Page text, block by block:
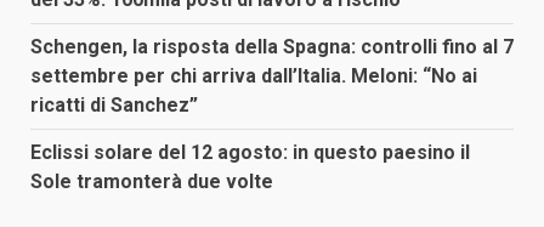
Schengen, la risposta della Spagna: controlli fino al 7
settembre per chi arriva dall’Italia. Meloni: “No ai
ricatti di Sanchez”
Eclissi solare del 12 agosto: in questo paesino il
Sole tramonterà due volte